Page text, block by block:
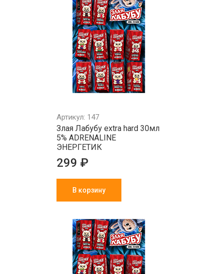
Артикул: 147
Злая Лабубу extra hard 30мл
5% ADRENALINE
ЭНЕРГЕТИК
299 ₽
В корзину